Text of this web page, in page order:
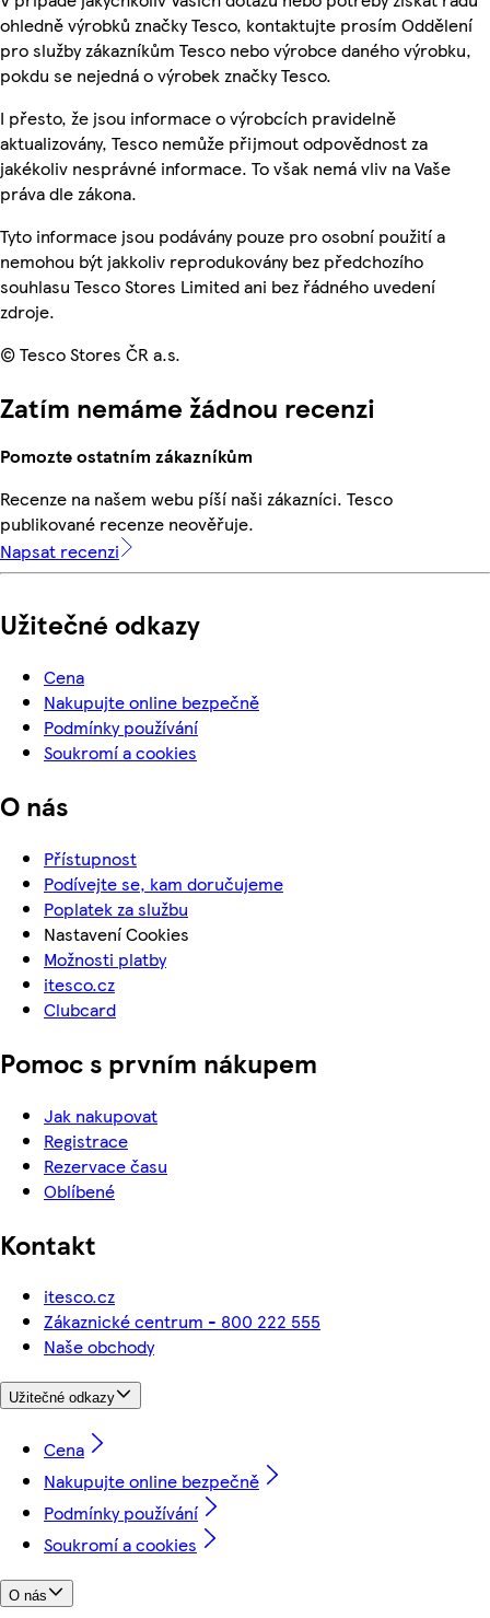
ohledně výrobků značky Tesco, kontaktujte prosím Oddělení
pro služby zákazníkům Tesco nebo výrobce daného výrobku,
pokdu se nejedná o výrobek značky Tesco.
I přesto, že jsou informace o výrobcích pravidelně
aktualizovány, Tesco nemůže přijmout odpovědnost za
jakékoliv nesprávné informace. To však nemá vliv na Vaše
práva dle zákona.
Tyto informace jsou podávány pouze pro osobní použití a
nemohou být jakkoliv reprodukovány bez předchozího
souhlasu Tesco Stores Limited ani bez řádného uvedení
zdroje.
© Tesco Stores ČR a.s.
Zatím nemáme žádnou recenzi
Pomozte ostatním zákazníkům
Recenze na našem webu píší naši zákazníci. Tesco
publikované recenze neověřuje.
Napsat recenzi
Užitečné odkazy
Cena
Nakupujte online bezpečně
Podmínky používání
Soukromí a cookies
O nás
Přístupnost
Podívejte se, kam doručujeme
Poplatek za službu
Nastavení Cookies
Možnosti platby
itesco.cz
Clubcard
Pomoc s prvním nákupem
Jak nakupovat
Registrace
Rezervace času
Oblíbené
Kontakt
itesco.cz
Zákaznické centrum - 800 222 555
Naše obchody
Užitečné odkazy
Cena
Nakupujte online bezpečně
Podmínky používání
Soukromí a cookies
O nás